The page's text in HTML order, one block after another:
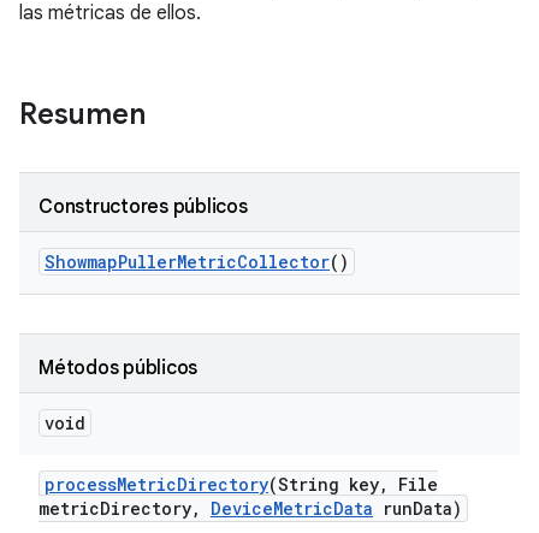
las métricas de ellos.
Resumen
Constructores públicos
ShowmapPullerMetricCollector()
Métodos públicos
void
processMetricDirectory(String key,
File
metricDirectory, DeviceMetricData runData)